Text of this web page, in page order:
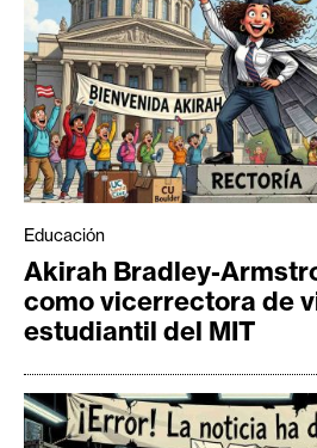
Educación
Akirah Bradley-
como vicerrectora de
estudiantil del MIT